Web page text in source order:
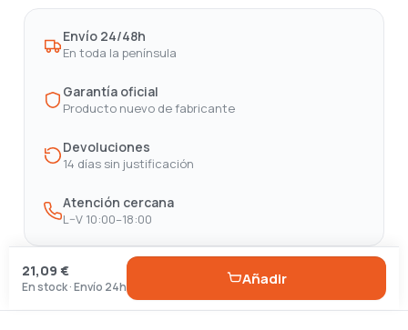
Envío 24/48h
En toda la península
Garantía oficial
Producto nuevo de fabricante
Devoluciones
14 días sin justificación
Atención cercana
L–V 10:00–18:00
21,09 €
En stock · Envío 24h Añadir